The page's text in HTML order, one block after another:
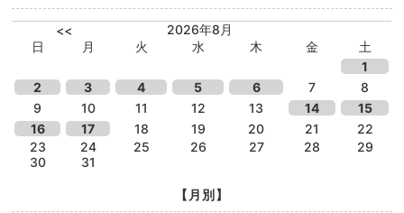
<<
2026年8月
日
月 火 水 木 金
土
1
2
3 4 5 6 7
8
9
10 11 12 13 14
15
16
17 18 19 20 21
22
23
24 25 26 27 28
29
30
31
【月別】